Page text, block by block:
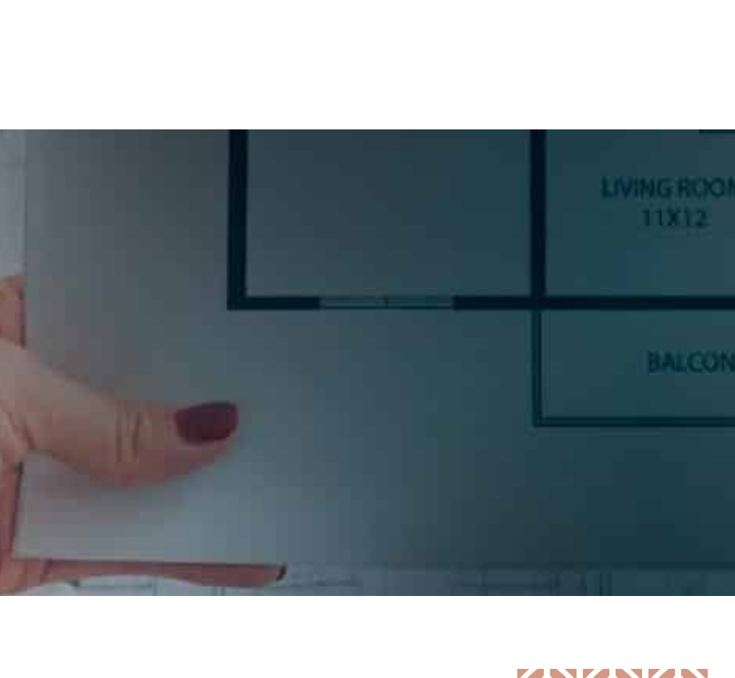
Si quieres estar al día en todas las novedades, tendencias y noticias del sector cocinas, si eres una amante
prometemos enviarte contenido de mucho